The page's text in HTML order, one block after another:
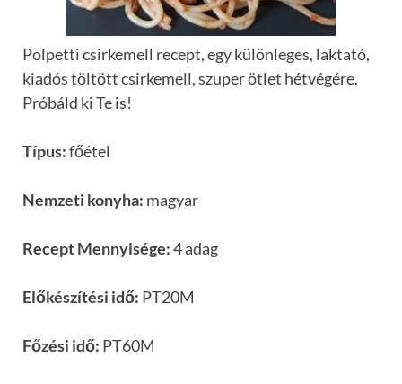
Polpetti csirkemell recept, egy különleges, laktató,
kiadós töltött csirkemell, szuper ötlet hétvégére.
Próbáld ki Te is!
Típus:főétel
Nemzeti konyha: magyar
Recept Mennyisége:4 adag
Előkészítési idő: PT20M
Főzési idő: PT60M